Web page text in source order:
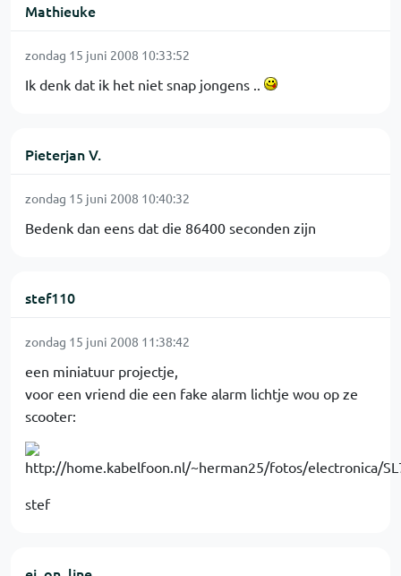
Mathieuke
zondag 15 juni 2008 10:33:52
Ik denk dat ik het niet snap jongens ..
Pieterjan V.
zondag 15 juni 2008 10:40:32
Bedenk dan eens dat die 86400 seconden zijn
stef110
zondag 15 juni 2008 11:38:42
een miniatuur projectje,
voor een vriend die een fake alarm lichtje wou op ze
scooter:
stef